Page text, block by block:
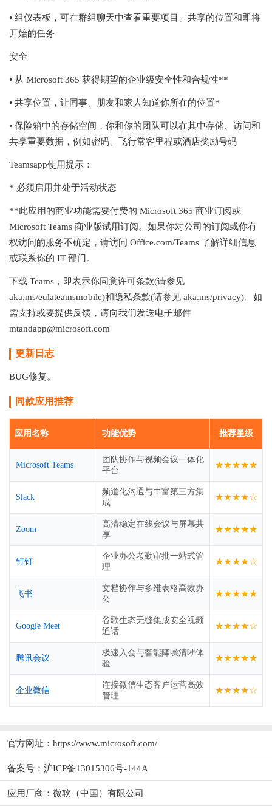
• 组仪表板，可在群组聊天中查看重要项目、共享的位置和即将
开始的任务
安全
• 从 Microsoft 365 获得期望的企业级安全性和合规性**
• 共享位置，让同事、朋友和家人知道你所在的位置*
• 保险箱中的存储空间，你和你的团队可以在其中存储、访问和
共享重要数据，例如密码、飞行常客里程或酒店奖励号码
Teamsapp使用提示：
* 必须启用并处于活动状态
**此应用的商业功能需要付费的 Microsoft 365 商业订阅或
Microsoft Teams 商业版试用订阅。如果你对公司的订阅或你有
权访问的服务不确定，请访问 Office.com/Teams 了解详细信息
或联系你的 IT 部门。
下载 Teams，即表示你同意许可条款(请参见
aka.ms/eulateamsmobile)和隐私条款(请参见 aka.ms/privacy)。如
需支持或要提供反馈，请向我们发送电子邮件
mtandapp@microsoft.com
更新日志
BUG修复。
同款应用推荐
应用名称 功能优势 推荐星级
Microsoft Teams
团队协作与视频会议一体化
平台
★★★★★
Slack
频道化沟通与丰富第三方集
成
★★★★☆
Zoom
高清稳定在线会议与屏幕共
享
★★★★★
钉钉
企业办公考勤审批一站式管
理
★★★★☆
飞书
文档协作与多维表格高效办
公
★★★★★
Google Meet
谷歌生态无缝集成安全视频
通话
★★★★☆
腾讯会议
极速入会与智能降噪清晰体
验
★★★★★
企业微信
连接微信生态客户运营高效
管理
★★★★☆
官方网址： https://www.microsoft.com/
备案号：沪ICP备13015306号-144A
应用厂商： 微软（中国）有限公司